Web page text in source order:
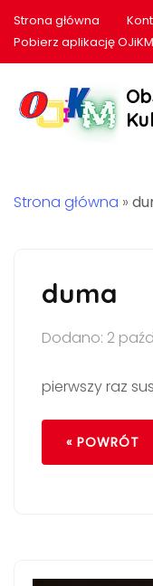
Strona główna
Pobierz aplikację OJiKM
Strona główna »
duma
Dodano: 2
pierwszy raz
« POWRÓT